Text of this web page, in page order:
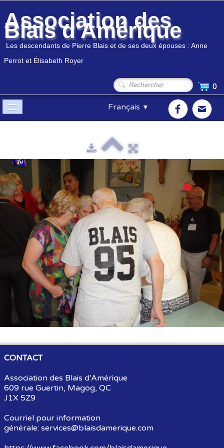
Association des
Blais d'Amérique
Les descendants de Pierre Blais et de ses deux épouses : Anne
Perrot et Élisabeth Royer
0
Français ▼
Membres
Généalogie▼
Boutique
Souvenirs▼
Liens ▼
TNG
CONTACT
Association des Blais d’Amérique
609 rue Guertin, Magog, QC
J1X 5Z9
Courriel pour information
générale: services@blaisdamerique.com